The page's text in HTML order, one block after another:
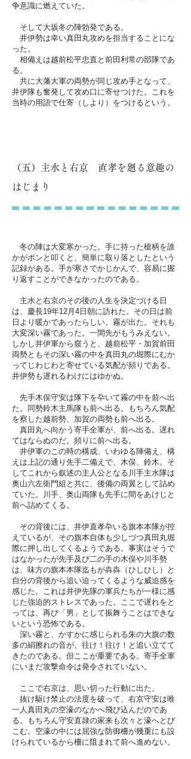
争意識に燃えていた。
そして大坂冬の陣勃発である。
井伊勢は幸い真田丸攻めを担当することにな
った。
相備えは越前松平忠直と前田利常の部隊であ
る。
共に大藩大軍の両勢が同じ攻め手となって、
井伊隊も奮発して攻め口に寄せつけた。これを
当時の用語で仕寄（しより）をつけるという。
（五）主水と右京 直孝を廻る意趣の
はじまり
冬の陣は大変寒かった。手に持った槍柄を誰
かがポンと叩くと、簡単に取り落としたという
記録がある。手が寒さでかじかんで、容易に握
り返すことができなかったのである。
主水と右京のその後の人生を決定づける日
は、慶長19年12月4日朝に訪れた。その日は前
日より暖かであったらしい。霧が出た。それも
大変深い霧であった。一間先がもうみえない。
しかし井伊軍から窺うと、越前松平・加賀前田
両勢ともその深い霧の中を真田丸の堀際にむか
ってじわじわと寄せている気配が頻りである。
井伊勢も遅れるわけにはゆかぬ。
先手木俣守安は隊下を卆いて霧の中を前へ出
た。同勢鈴木主馬隊も前へ出る。もちろん気配
を察した越前勢、加賀の両勢も前へ出る。
真田丸へ向かう寄手全軍が、前へ出る。遅れ
てはならぬのだ。頻りに前へ出る。
井伊軍のこの時の構成、いわゆる陣備え、構
えは上記の通り先手二備えで、木俣、鈴木。そ
してこれから叙述の主人公となる川手主水隊は
奥山六左衛門組と共に、後備の両翼として詰め
ていた。川手、奥山両隊も先手に間をあけじと
前へ詰めてくる。
その背後には、井伊直孝卆いる旗本本隊が控
えているが、その旗本自体も少しづつ真田丸堀
際に押し出してくるようである。事実はそうで
はなかったが先手及び二の手の木俣や川手勢
は、味方の旗本本隊迄もが犇犇（ひしひし）と
自分の背後から追い迫ってくるような威迫感を
感じた。これは井伊先隊の軍兵たちが一様に感
じた強迫的ストレスであった。ここで遅れをと
っては、再び「男」として振舞うことはできな
いという恐怖である。
深い霧と、かすかに感じられる朱の大旗の数
多の絹擦れの音が、往け！往け！と追い立てて
きたのである。但ここが重要である。寄手全軍
にいまだ攻撃命令は発令されていない。
ここで右京は、思い切った行動に出た。
抜け駆け禁止の法度を破って、右京守安は唯
一人真田丸の空濠のなかへ飛び込んだのであ
る。もちろん守安直隷の家来も次々と濠へとび
こむ。空濠の中には屈強な防御柵が幾重にも設
けられているから柵に阻まれて前へ進めない。